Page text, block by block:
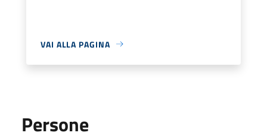
VAI ALLA PAGINA
Persone